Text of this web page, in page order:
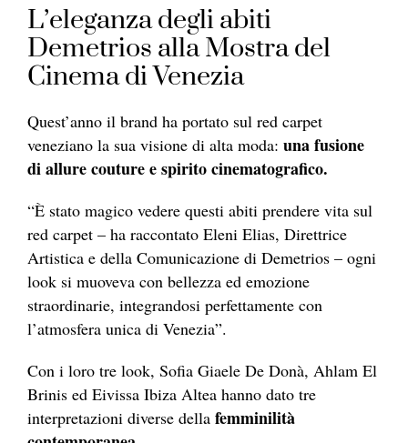
L’eleganza degli abiti
Demetrios alla Mostra del
Cinema di Venezia
Quest’anno il brand ha portato sul red carpet
veneziano la sua visione di alta moda: una fusione
di allure couture e spirito cinematografico.
“È stato magico vedere questi abiti prendere vita sul
red carpet – ha raccontato Eleni Elias, Direttrice
Artistica e della Comunicazione di Demetrios – ogni
look si muoveva con bellezza ed emozione
straordinarie, integrandosi perfettamente con
l’atmosfera unica di Venezia”.
Con i loro tre look, Sofia Giaele De Donà, Ahlam El
Brinis ed Eivissa Ibiza Altea hanno dato tre
interpretazioni diverse della femminilità